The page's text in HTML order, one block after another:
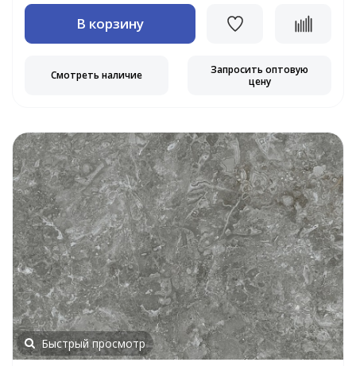
В корзину
Смотреть наличие
Запросить оптовую
цену
Быстрый просмотр